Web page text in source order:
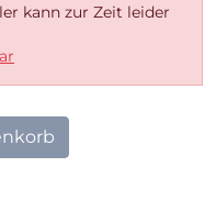
kann zur Zeit leider